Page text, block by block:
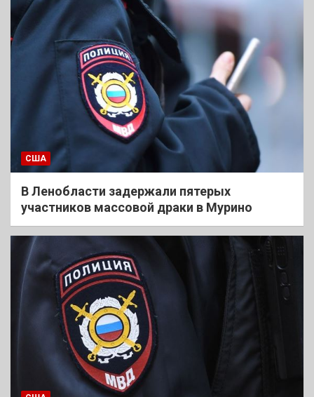
США
В Ленобласти задержали пятерых
участников массовой драки в Мурино